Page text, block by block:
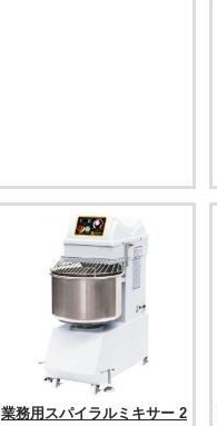
業務用スパイラルミキサー 2